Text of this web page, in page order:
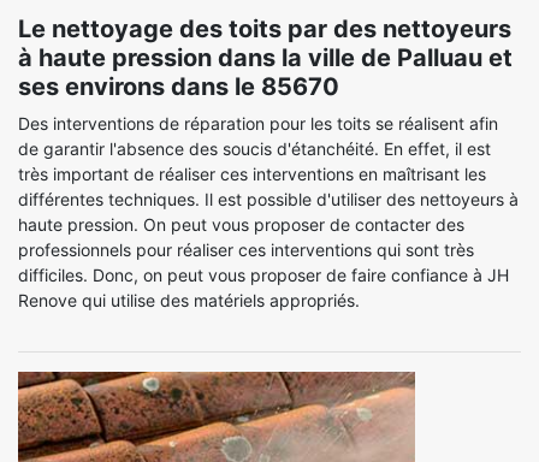
Le nettoyage des toits par des nettoyeurs
à haute pression dans la ville de Palluau et
ses environs dans le 85670
Des interventions de réparation pour les toits se réalisent afin
de garantir l'absence des soucis d'étanchéité. En effet, il est
très important de réaliser ces interventions en maîtrisant les
différentes techniques. Il est possible d'utiliser des nettoyeurs à
haute pression. On peut vous proposer de contacter des
professionnels pour réaliser ces interventions qui sont très
difficiles. Donc, on peut vous proposer de faire confiance à JH
Renove qui utilise des matériels appropriés.